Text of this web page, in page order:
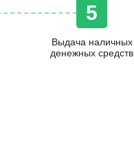
5
Выдача наличных
денежных средств